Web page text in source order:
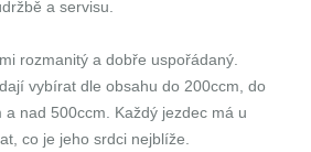
a servisu.
rozmanitý a dobře uspořádaný.
vybírat dle obsahu do 200ccm, do
a nad 500ccm. Každý jezdec má u
co je jeho srdci nejblíže.